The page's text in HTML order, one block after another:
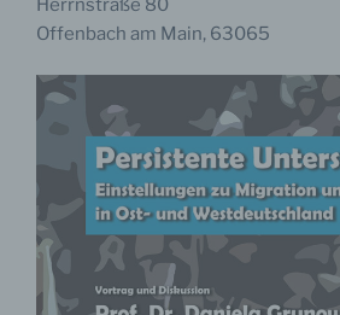
Herrnstraße 80
Offenbach am Main, 63065